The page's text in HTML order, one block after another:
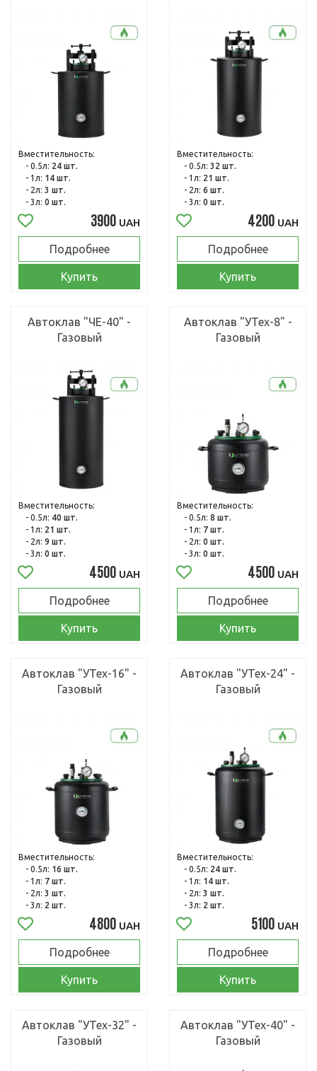
Вместительность:
- 0.5л: 24 шт.
- 1л: 14 шт.
- 2л: 3 шт.
- 3л: 0 шт.
3900 UAH
Подробнее
Купить
Вместительность:
- 0.5л: 32 шт.
- 1л: 21 шт.
- 2л: 6 шт.
- 3л: 0 шт.
4200 UAH
Подробнее
Купить
Автоклав "ЧЕ-40" -
Газовый
Вместительность:
- 0.5л: 40 шт.
- 1л: 21 шт.
- 2л: 9 шт.
- 3л: 0 шт.
4500 UAH
Подробнее
Купить
Автоклав "УТех-8" -
Газовый
Вместительность:
- 0.5л: 8 шт.
- 1л: 7 шт.
- 2л: 0 шт.
- 3л: 0 шт.
4500 UAH
Подробнее
Купить
Автоклав "УТех-16" -
Газовый
Вместительность:
- 0.5л: 16 шт.
- 1л: 7 шт.
- 2л: 3 шт.
- 3л: 2 шт.
4800 UAH
Подробнее
Купить
Автоклав "УТех-24" -
Газовый
Вместительность:
- 0.5л: 24 шт.
- 1л: 14 шт.
- 2л: 3 шт.
- 3л: 2 шт.
5100 UAH
Подробнее
Купить
Автоклав "УТех-32" -
Газовый
Автоклав "УТех-40" -
Газовый